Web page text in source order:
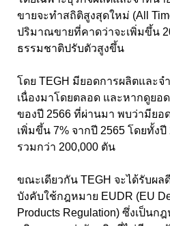
ขายจะทำสถิติสูงสุดใหม่ (All
ปริมาณขายที่คาดว่าจะเพิ่มขึ้น
ธรรมชาติปรับตัวสูงขึ้น
โดย TEGH มียอดการผลิตและ
เนื่องมาโดยตลอด และหากดูยอ
ของปี 2566 ที่ผ่านมา พบว่ามียอ
เพิ่มขึ้น 7% จากปี 2565 โดยทั้ง
รวมกว่า 200,000 ตัน
ขณะเดียวกัน TEGH จะได้รับผ
บังคับใช้กฎหมาย EUDR (EU
Products Regulation) ซึ่งเป็นก